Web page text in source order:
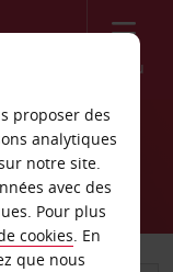
Menu
Lagos
proposer des
analytiques
notre site.
avec des
Pour plus
cookies. En
que nous